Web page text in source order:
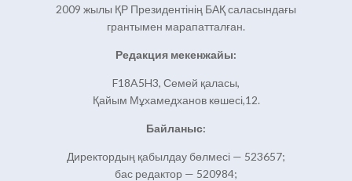
2009 жылы ҚР Президентінің БАҚ саласындағы
грантымен марапатталған.
Редакция мекенжайы:
F18A5H3, Семей қаласы,
Қайым Мұхамедханов көшесі,12.
Байланыс:
Директордың қабылдау бөлмесі — 523657;
бас редактор — 520984;